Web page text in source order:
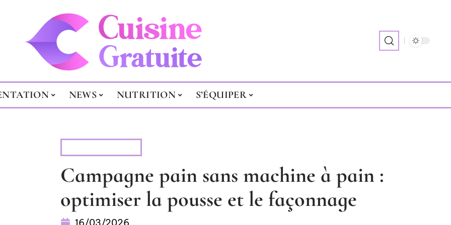
NEWS NUTRITION S’ÉQUIPER
Campagne pain sans machine à pain :
optimiser la pousse et le façonnage